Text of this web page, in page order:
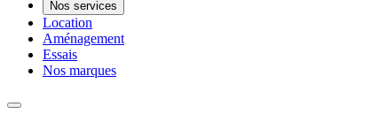
Nos services
Location
Aménagement
Essais
Nos marques